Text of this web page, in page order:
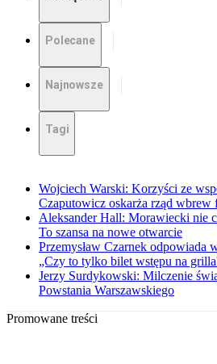
Polecane
Najnowsze
Tagi
Wojciech Warski: Korzyści ze
Czaputowicz oskarża rząd wbrew
Aleksander Hall: Morawiecki nie
To szansa na nowe otwarcie
Przemysław Czarnek odpowiada
„Czy to tylko bilet wstępu na
Jerzy Surdykowski: Milczenie
Powstania Warszawskiego
Promowane treści